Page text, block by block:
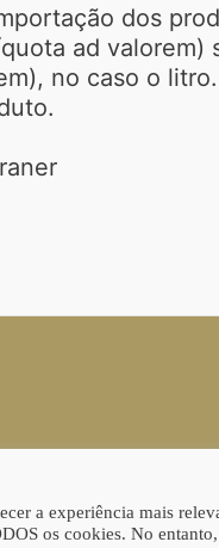
dos
ad
no caso o
a experiência mais
os cookies. No